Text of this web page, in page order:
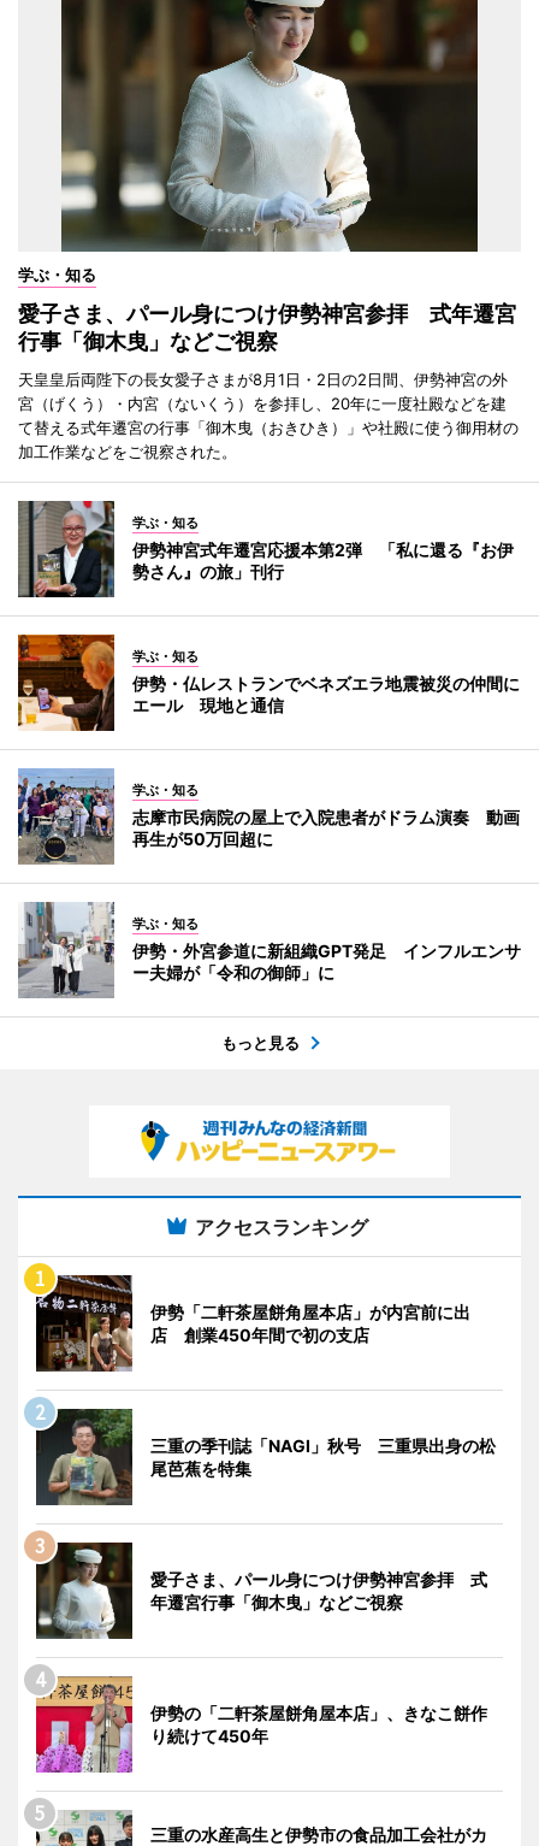
学ぶ・知る
愛子さま、パール身につけ伊勢神宮参拝 式年遷宮
行事「御木曳」などご視察
天皇皇后両陛下の長女愛子さまが8月1日・2日の2日間、伊勢神宮の外
宮（げくう）・内宮（ないくう）を参拝し、20年に一度社殿などを建
て替える式年遷宮の行事「御木曳（おきひき）」や社殿に使う御用材の
加工作業などをご視察された。
学ぶ・知る
伊勢神宮式年遷宮応援本第2弾 「私に還る『お伊
勢さん』の旅」刊行
学ぶ・知る
伊勢・仏レストランでベネズエラ地震被災の仲間に
エール 現地と通信
学ぶ・知る
志摩市民病院の屋上で入院患者がドラム演奏 動画
再生が50万回超に
学ぶ・知る
伊勢・外宮参道に新組織GPT発足 インフルエンサ
ー夫婦が「令和の御師」に
もっと見る
アクセスランキング
伊勢「二軒茶屋餅角屋本店」が内宮前に出
店 創業450年間で初の支店
三重の季刊誌「NAGI」秋号 三重県出身の松
尾芭蕉を特集
愛子さま、パール身につけ伊勢神宮参拝 式
年遷宮行事「御木曳」などご視察
伊勢の「二軒茶屋餅角屋本店」、きなこ餅作
り続けて450年
三重の水産高生と伊勢市の食品加工会社がカ